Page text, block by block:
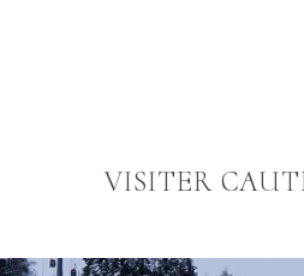
VISITER